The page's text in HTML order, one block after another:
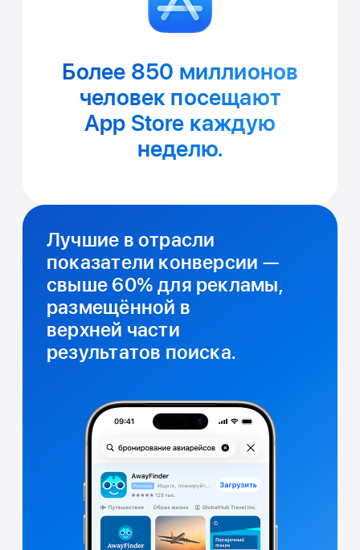
Более 850 миллионов
человек посещают
App Store каждую
неделю.
Лучшие в отрасли
показатели конверсии —
свыше 60% для рекламы,
размещённой в
верхней части
результатов поиска.